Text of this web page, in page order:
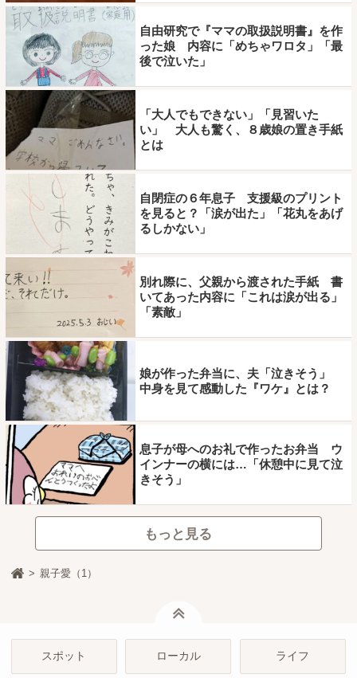
自由研究で『ママの取扱説明書』を作
った娘 内容に「めちゃワロタ」「最
後で泣いた」
「大人でもできない」「見習いた
い」 大人も驚く、８歳娘の置き手紙
とは
自閉症の６年息子 支援級のプリント
を見ると？「涙が出た」「花丸をあげ
るしかない」
別れ際に、父親から渡された手紙 書
いてあった内容に「これは涙が出る」
「素敵」
娘が作った弁当に、夫「泣きそう」
中身を見て感動した『ワケ』とは？
息子が母へのお礼で作ったお弁当 ウ
インナーの横には…「休憩中に見て泣
きそう」
もっと見る
親子愛（1）
スポット ローカル ライフ